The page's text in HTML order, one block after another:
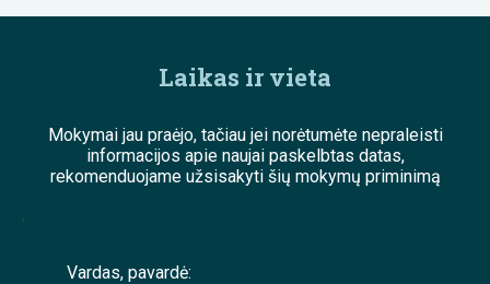
Laikas ir vieta
Mokymai jau praėjo, tačiau jei norėtumėte nepraleisti
informacijos apie naujai paskelbtas datas,
rekomenduojame užsisakyti šių mokymų priminimą
;
Vardas, pavardė: